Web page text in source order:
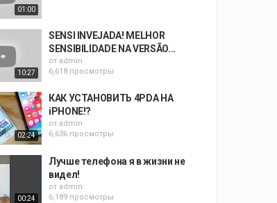
01:00
10:27
SENSI INVEJADA! MELHOR
SENSIBILIDADE NA VERSÃO...
от admin
6,618 просмотры
02:24
КАК УСТАНОВИТЬ 4PDA НА
iPHONE!?
от admin
6,636 просмотры
00:24
Лучше телефона я в жизни не
видел!
от admin
6,189 просмотры